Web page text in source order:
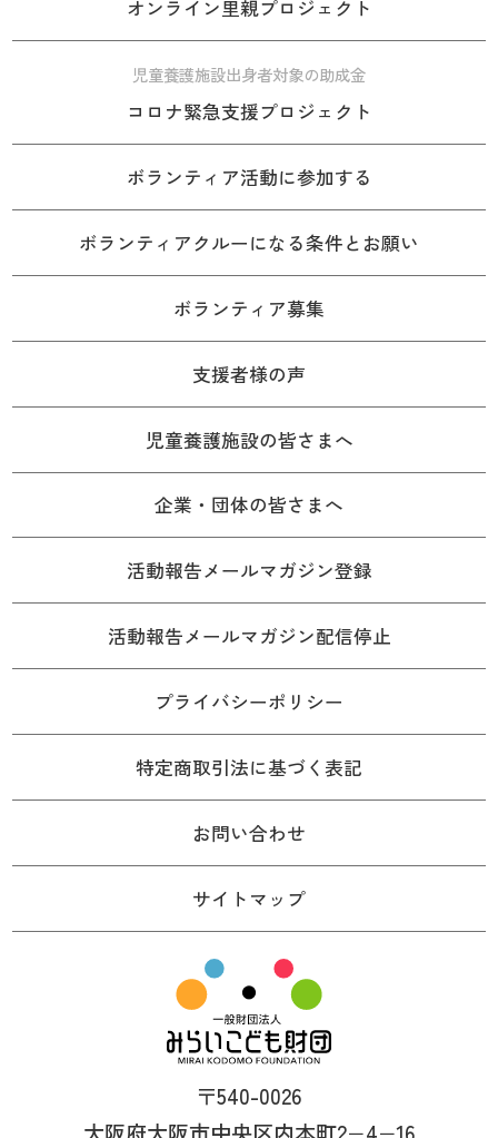
オンライン里親プロジェクト
児童養護施設出身者対象の助成金
コロナ緊急支援プロジェクト
ボランティア活動に参加する
ボランティアクルーになる条件とお願い
ボランティア募集
支援者様の声
児童養護施設の皆さまへ
企業・団体の皆さまへ
活動報告メールマガジン登録
活動報告メールマガジン配信停止
プライバシーポリシー
特定商取引法に基づく表記
お問い合わせ
サイトマップ
〒540-0026